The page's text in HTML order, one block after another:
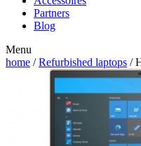
Partners
Blog
Menu
home /Refurbished laptops /